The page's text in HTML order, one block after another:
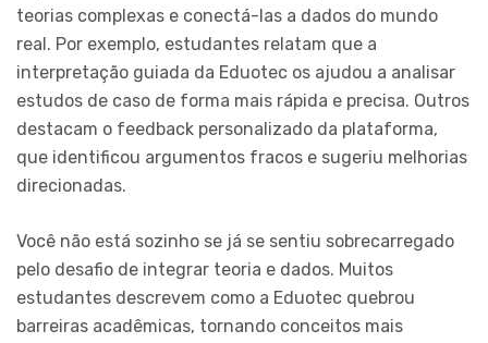
teorias complexas e conectá-las a dados do mundo
real. Por exemplo, estudantes relatam que a
interpretação guiada da Eduotec os ajudou a analisar
estudos de caso de forma mais rápida e precisa. Outros
destacam o feedback personalizado da plataforma,
que identificou argumentos fracos e sugeriu melhorias
direcionadas.
Você não está sozinho se já se sentiu sobrecarregado
pelo desafio de integrar teoria e dados. Muitos
estudantes descrevem como a Eduotec quebrou
barreiras acadêmicas, tornando conceitos mais